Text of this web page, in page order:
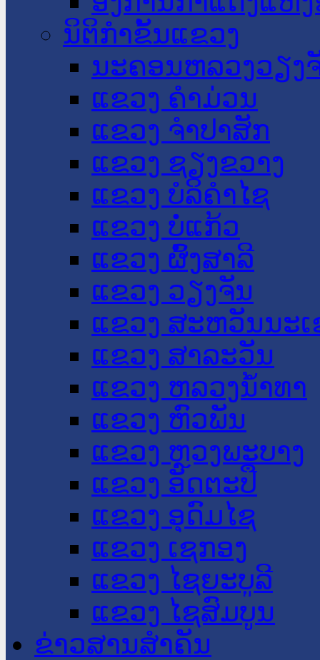
ນິຕິກໍາຂັ້ນແຂວງ
ນະ​ຄອນ​ຫລວງວຽງ
ແຂວງ ຄໍາມ່ວນ
ແຂວງ ຈໍາປາສັກ
ແຂວງ ຊຽງຂວາງ
ແຂວງ ບໍລິຄໍາໄຊ
ແຂວງ ບໍ່ແກ້ວ
ແຂວງ ຜົ້ງສາລີ
ແຂວງ ວຽງຈັນ
ແຂວງ ສະຫວັນນະ
ແຂວງ ສາລະວັນ
ແຂວງ ຫລວງນໍ້າທາ
ແຂວງ ຫົວພັນ
ແຂວງ ຫຼວງພະບາງ
ແຂວງ ອັດຕະປື
ແຂວງ ອຸດົມໄຊ
ແຂວງ ເຊກອງ
ແຂວງ ໄຊຍະບູລີ
ແຂວງ ໄຊສົມບູນ
ຂ່າວສານສໍາຄັນ